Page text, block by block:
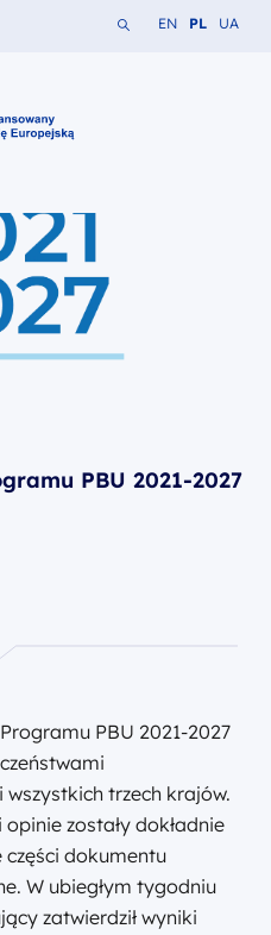
Szukaj w serwisie
Zmień język na
EN Zmień
PL Zmień
UA
PBU 2021-2027
PBU 2021-2027
trzech krajów.
zostały dokładnie
dokumentu
W ubiegłym tygodniu
zatwierdził wyniki